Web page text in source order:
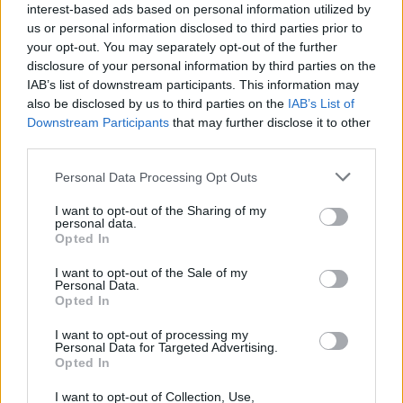
interest-based ads based on personal information utilized by
us or personal information disclosed to third parties prior to
your opt-out. You may separately opt-out of the further
disclosure of your personal information by third parties on the
IAB’s list of downstream participants. This information may
also be disclosed by us to third parties on the IAB’s List of
Downstream Participants that may further disclose it to other
Personal Data Processing Opt Outs
I want to opt-out of the Sharing of my
personal data.
Opted In
I want to opt-out of the Sale of my
Personal Data.
Opted In
I want to opt-out of processing my
Personal Data for Targeted Advertising.
Opted In
I want to opt-out of Collection, Use,